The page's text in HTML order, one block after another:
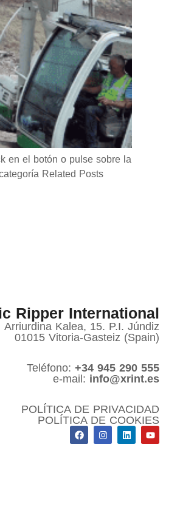
en el botón o pulse sobre la
Related Posts
Ripper International
Arriurdina Kalea, 15. P.I. Júndiz
01015 Vitoria-Gasteiz (Spain)
Teléfono: +34 945 290 555
e-mail: info@xrint.es
POLÍTICA DE PRIVACIDAD
POLÍTICA DE COOKIES